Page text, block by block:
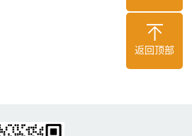
返回顶部